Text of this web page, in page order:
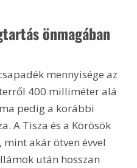
önmagában
mennyisége az
400 milliméter alá
pedig a korábbi
A Tisza és a Körösök
akár ötven évvel
után hosszan